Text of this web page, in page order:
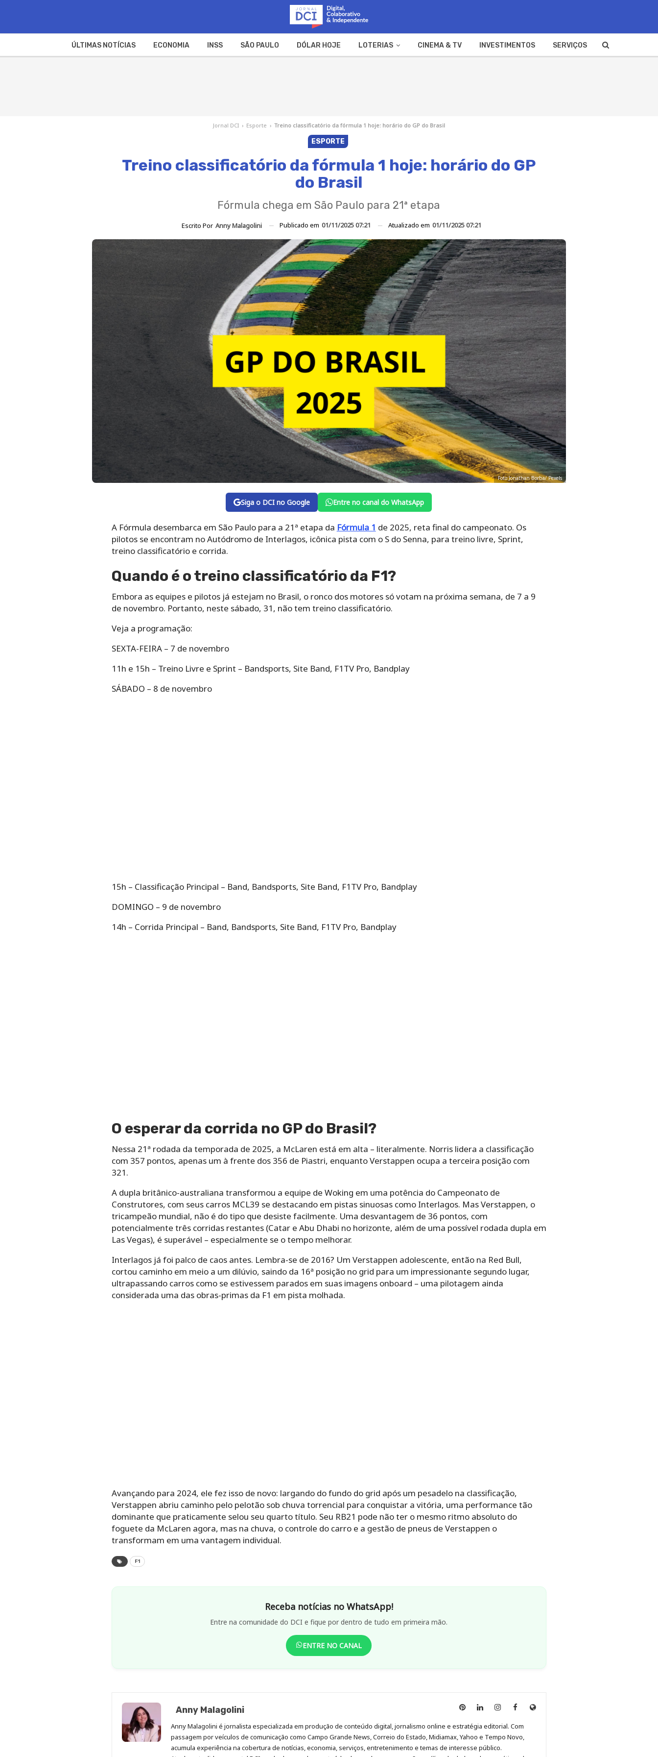
ÚLTIMAS NOTÍCIAS ECONOMIA INSS SÃO PAULO DÓLAR HOJE LOTERIAS CINEMA & TV INVESTIMENTOS SERVIÇOS
Jornal DCI › Esporte › Treino classificatório da fórmula 1 hoje: horário do GP do Brasil
ESPORTE
Treino classificatório da fórmula 1 hoje: horário do GP
do Brasil
Fórmula chega em São Paulo para 21ª etapa
Escrito Por Anny Malagolini Publicado em 01/11/2025 07:21 Atualizado em 01/11/2025 07:21
Foto:Jonathan Borba/ Pexels
Siga o DCI no Google Entre no canal do WhatsApp
A Fórmula desembarca em São Paulo para a 21ª etapa da Fórmula 1 de 2025, reta final do campeonato. Os
pilotos se encontram no Autódromo de Interlagos, icônica pista com o S do Senna, para treino livre, Sprint,
treino classificatório e corrida.
Quando é o treino classificatório da F1?
Embora as equipes e pilotos já estejam no Brasil, o ronco dos motores só votam na próxima semana, de 7 a 9
de novembro. Portanto, neste sábado, 31, não tem treino classificatório.
Veja a programação:
SEXTA-FEIRA – 7 de novembro
11h e 15h – Treino Livre e Sprint – Bandsports, Site Band, F1TV Pro, Bandplay
SÁBADO – 8 de novembro
15h – Classificação Principal – Band, Bandsports, Site Band, F1TV Pro, Bandplay
DOMINGO – 9 de novembro
14h – Corrida Principal – Band, Bandsports, Site Band, F1TV Pro, Bandplay
O esperar da corrida no GP do Brasil?
Nessa 21ª rodada da temporada de 2025, a McLaren está em alta – literalmente. Norris lidera a classificação
com 357 pontos, apenas um à frente dos 356 de Piastri, enquanto Verstappen ocupa a terceira posição com
321.
A dupla britânico-australiana transformou a equipe de Woking em uma potência do Campeonato de
Construtores, com seus carros MCL39 se destacando em pistas sinuosas como Interlagos. Mas Verstappen, o
tricampeão mundial, não é do tipo que desiste facilmente. Uma desvantagem de 36 pontos, com
potencialmente três corridas restantes (Catar e Abu Dhabi no horizonte, além de uma possível rodada dupla em
Las Vegas), é superável – especialmente se o tempo melhorar.
Interlagos já foi palco de caos antes. Lembra-se de 2016? Um Verstappen adolescente, então na Red Bull,
cortou caminho em meio a um dilúvio, saindo da 16ª posição no grid para um impressionante segundo lugar,
ultrapassando carros como se estivessem parados em suas imagens onboard – uma pilotagem ainda
considerada uma das obras-primas da F1 em pista molhada.
Avançando para 2024, ele fez isso de novo: largando do fundo do grid após um pesadelo na classificação,
Verstappen abriu caminho pelo pelotão sob chuva torrencial para conquistar a vitória, uma performance tão
dominante que praticamente selou seu quarto título. Seu RB21 pode não ter o mesmo ritmo absoluto do
foguete da McLaren agora, mas na chuva, o controle do carro e a gestão de pneus de Verstappen o
transformam em uma vantagem individual.
F1
Receba notícias no WhatsApp!
Entre na comunidade do DCI e fique por dentro de tudo em primeira mão.
ENTRE NO CANAL
Anny Malagolini
Anny
no
Pinterest
Anny
no
LinkedIn
Anny
no
Instagram
Anny
no
Facebook
Site
Anny Malagolini é jornalista especializada em produção de conteúdo digital, jornalismo online e estratégia editorial. Com
passagem por veículos de comunicação como Campo Grande News, Correio do Estado, Midiamax, Yahoo e Tempo Novo,
acumula experiência na cobertura de notícias, economia, serviços, entretenimento e temas de interesse público.